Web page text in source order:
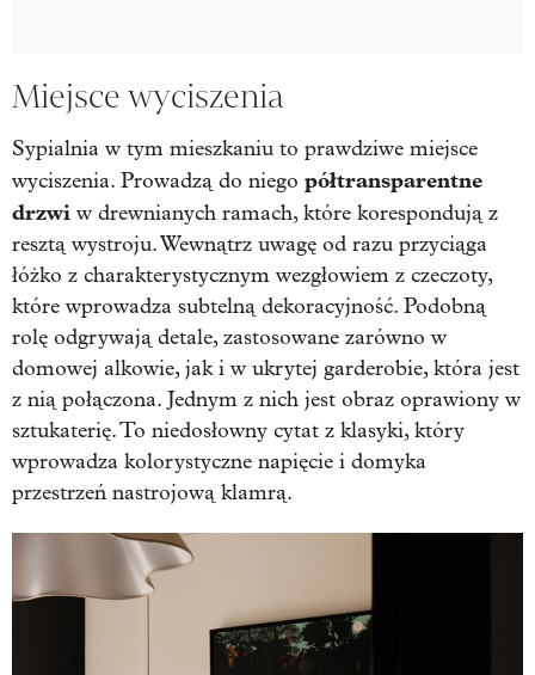
Miejsce wyciszenia
Sypialnia w tym mieszkaniu to prawdziwe miejsce
wyciszenia. Prowadzą do niego półtransparentne
drzwi w drewnianych ramach, które korespondują z
resztą wystroju. Wewnątrz uwagę od razu przyciąga
łóżko z charakterystycznym wezgłowiem z czeczoty,
które wprowadza subtelną dekoracyjność. Podobną
rolę odgrywają detale, zastosowane zarówno w
domowej alkowie, jak i w ukrytej garderobie, która jest
z nią połączona. Jednym z nich jest obraz oprawiony w
sztukaterię. To niedosłowny cytat z klasyki, który
wprowadza kolorystyczne napięcie i domyka
przestrzeń nastrojową klamrą.